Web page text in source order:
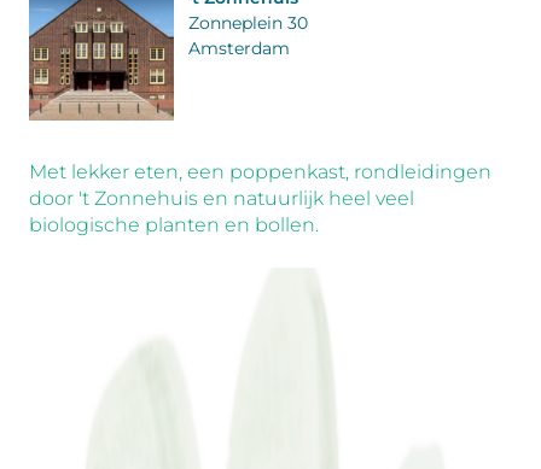
Zonneplein 30
Amsterdam
Met lekker eten, een poppenkast, rondleidingen
door 't Zonnehuis en natuurlijk heel veel
biologische planten en bollen.